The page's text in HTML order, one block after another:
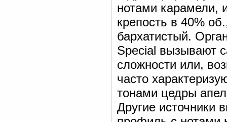
нотами карамели,
крепость в 40%
бархатистый.
Special вызывают
сложности или,
часто
тонами цедры
Другие источники